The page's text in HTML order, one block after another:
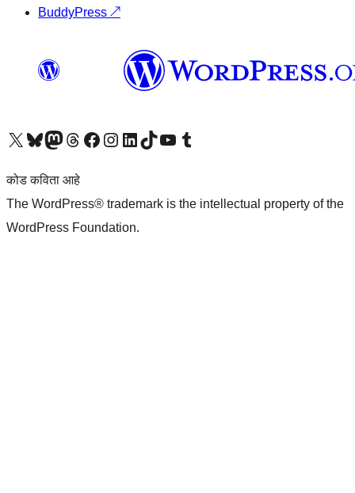
BuddyPress ↗
आमच्या X (एक्स) (पूर्वीचे ट्विटर) खात्याला भेट द्या आमच्या ब्लूस्की खात्याला भेट द्या.आमच्या Mastodon खात्याला भेट द्या.आमच्या थ्रेड्स खात्याला भेट द्या. आमच्या फेसबुक पेजला भेट द्या आमच्या इंस्टाग्राम खात्याला भेट द्या आमच्या लिंक्डइन खात्याला भेट द्या आमच्या टिकटॉक अकाउंटला भेट द्या.आमच्या यूट्यूब चॅनेलला भेट द्या आमच्या टंबलर खात्याला भेट द्या.
कोड कविता आहे
The WordPress® trademark is the intellectual property of the
WordPress Foundation.